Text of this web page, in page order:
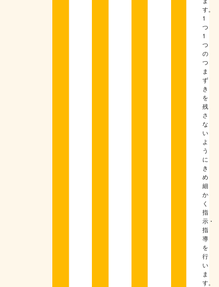
す。
1
つ
1
つ
の
つ
ま
ず
き
を
残
さ
な
い
よ
う
に
き
め
細
か
く
指
示・
指
導
を
行
い
ま
す。